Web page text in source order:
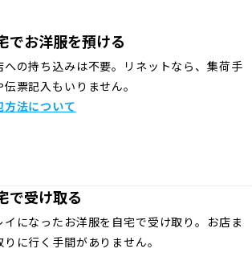
でお洋服を預ける
への持ち込みは不要。リネットなら、集荷手
伝票記入もいりません。
方法について
で受け取る
イになったお洋服を自宅で受け取り。お店ま
りに行く手間がありません。